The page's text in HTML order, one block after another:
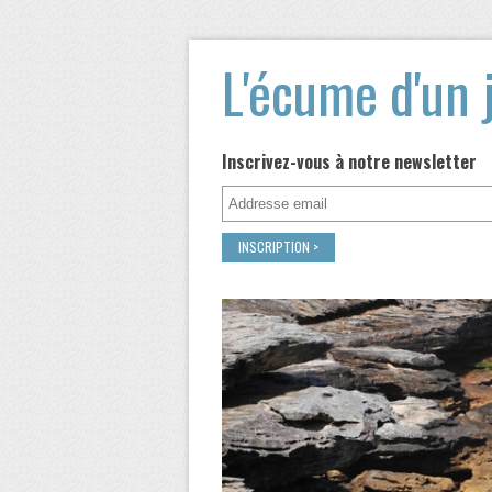
L'écume
Inscrivez-vous à notre newsletter